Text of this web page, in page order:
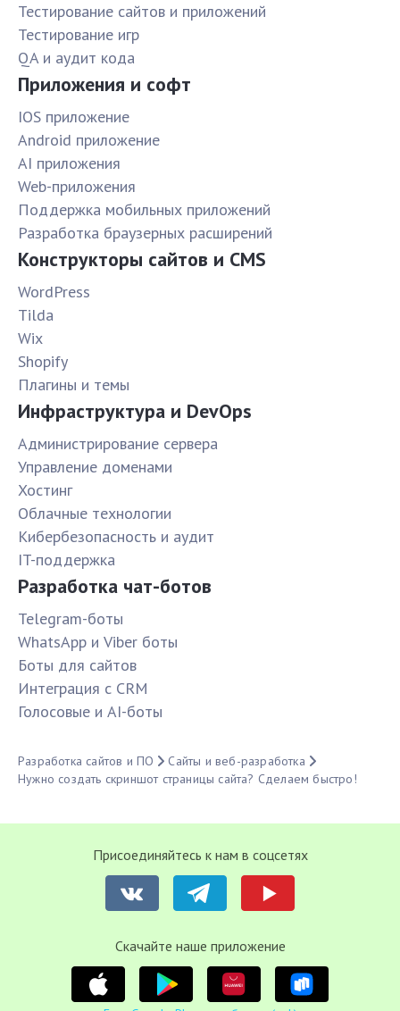
Тестирование сайтов и приложений
Тестирование игр
QA и аудит кода
Приложения и софт
IOS приложение
Android приложение
AI приложения
Web-приложения
Поддержка мобильных приложений
Разработка браузерных расширений
Конструкторы сайтов и CMS
WordPress
Tilda
Wix
Shopify
Плагины и темы
Инфраструктура и DevOps
Администрирование сервера
Управление доменами
Хостинг
Облачные технологии
Кибербезопасность и аудит
IT-поддержка
Разработка чат-ботов
Telegram-боты
WhatsApp и Viber боты
Боты для сайтов
Интеграция с CRM
Голосовые и AI-боты
Разработка сайтов и ПО
Сайты и веб-разработка
Нужно создать скриншот страницы сайта? Сделаем быстро!
Присоединяйтесь к нам в соцсетях
Cкачайте наше приложение